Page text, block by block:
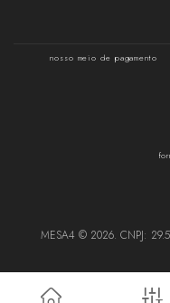
nosso meio de pagamento
MESA4 © 2026. CNPJ: